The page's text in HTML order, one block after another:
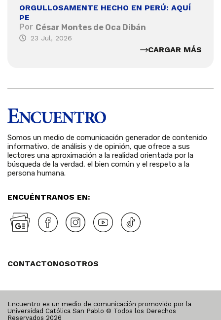
ORGULLOSAMENTE HECHO EN PERÚ: AQUÍ
PE
Por César Montes de Oca Dibán
23 Jul, 2026
CARGAR MÁS
Somos un medio de comunicación generador de contenido
informativo, de análisis y de opinión, que ofrece a sus
lectores una aproximación a la realidad orientada por la
búsqueda de la verdad, el bien común y el respeto a la
persona humana.
ENCUÉNTRANOS EN:
CONTACTONOSOTROS
Encuentro es un medio de comunicación promovido por la
Universidad Católica San Pablo © Todos los Derechos
Reservados 2026